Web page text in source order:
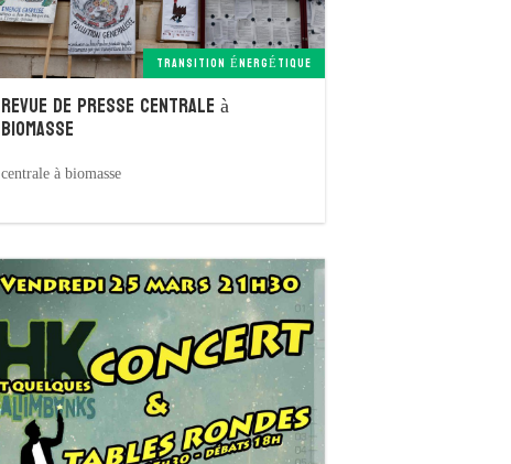
TRANSITION ÉNERGÉTIQUE
Revue de presse centrale à
biomasse
centrale à biomasse